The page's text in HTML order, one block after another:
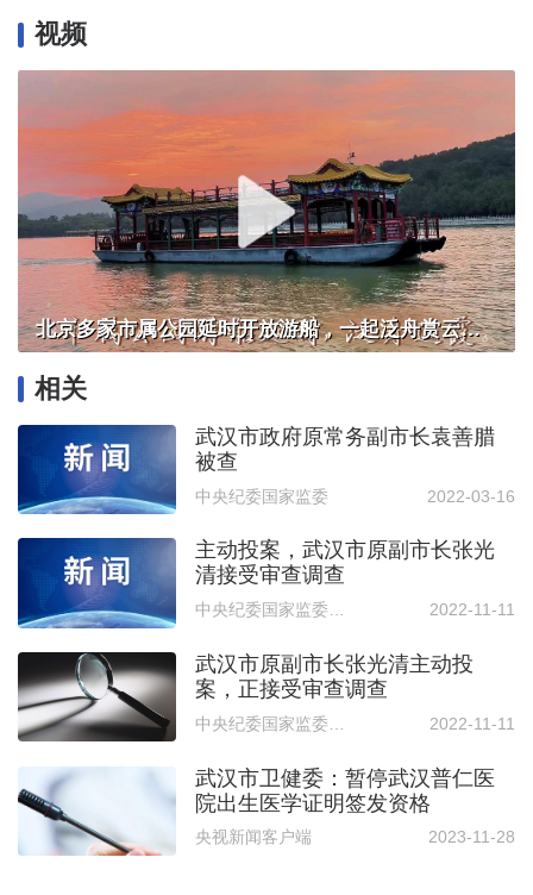
视频
北京多家市属公园延时开放游船，一起泛舟赏云霞！
相关
武汉市政府原常务副市长袁善腊
被查
中央纪委国家监委 2022-03-16
主动投案，武汉市原副市长张光
清接受审查调查
中央纪委国家监委网站 2022-11-11
武汉市原副市长张光清主动投
案，正接受审查调查
2022-11-11
武汉市卫健委：暂停武汉普仁医
院出生医学证明签发资格
央视新闻客户端 2023-11-28